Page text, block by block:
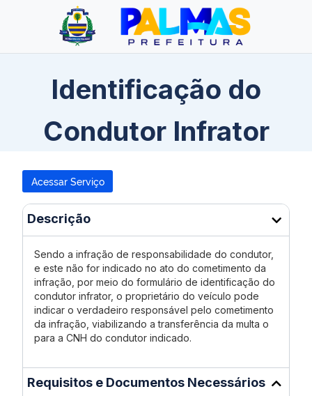
Identificação do
Condutor Infrator
Acessar Serviço
Descrição
Sendo a infração de responsabilidade do condutor,
e este não for indicado no ato do cometimento da
infração, por meio do formulário de identificação do
condutor infrator, o proprietário do veículo pode
indicar o verdadeiro responsável pelo cometimento
da infração, viabilizando a transferência da multa o
para a CNH do condutor indicado.
Requisitos e Documentos Necessários